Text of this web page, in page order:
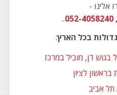
אלינו -
,
052-4058240
..
בכל הארץ:
בגוש דן, מוביל במרכז
בראשון לציון
תל אביב